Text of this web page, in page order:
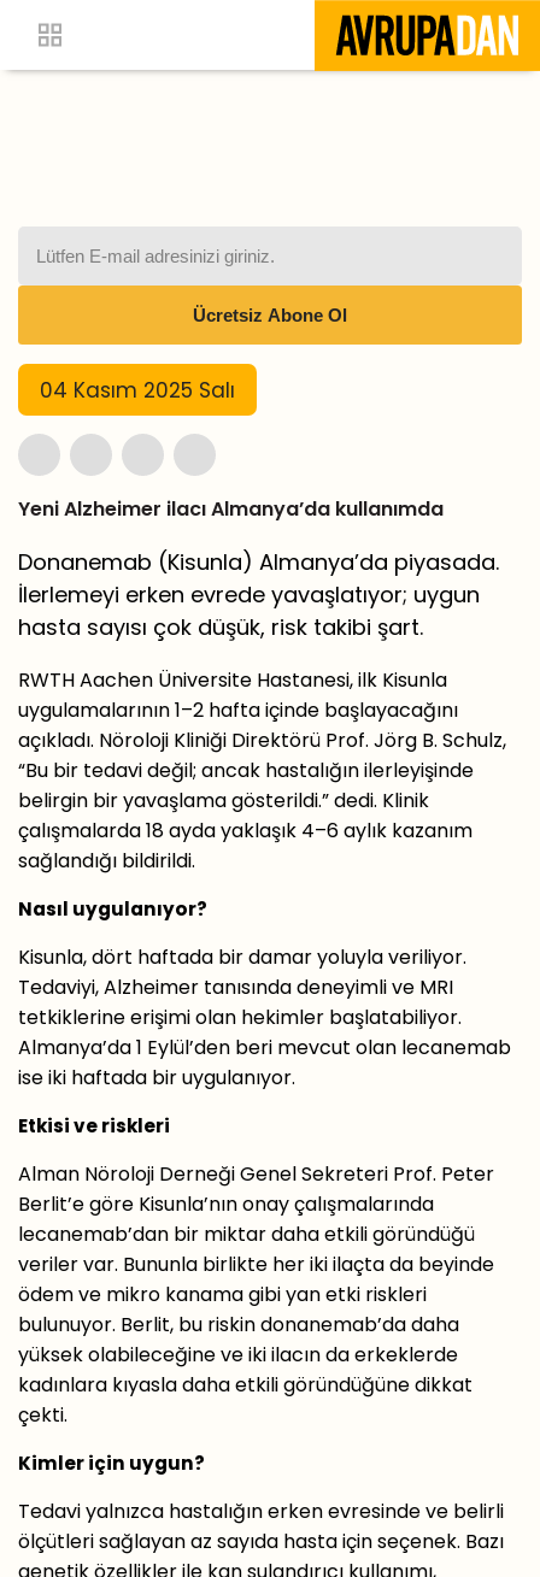
04 Kasım 2025 Salı
Yeni Alzheimer ilacı Almanya’da kullanımda
Donanemab (Kisunla) Almanya’da piyasada.
İlerlemeyi erken evrede yavaşlatıyor; uygun
hasta sayısı çok düşük, risk takibi şart.
RWTH Aachen Üniversite Hastanesi, ilk Kisunla
uygulamalarının 1–2 hafta içinde başlayacağını
açıkladı. Nöroloji Kliniği Direktörü Prof. Jörg B. Schulz,
“Bu bir tedavi değil; ancak hastalığın ilerleyişinde
belirgin bir yavaşlama gösterildi.” dedi. Klinik
çalışmalarda 18 ayda yaklaşık 4–6 aylık kazanım
sağlandığı bildirildi.
Nasıl uygulanıyor?
Kisunla, dört haftada bir damar yoluyla veriliyor.
Tedaviyi, Alzheimer tanısında deneyimli ve MRI
tetkiklerine erişimi olan hekimler başlatabiliyor.
Almanya’da 1 Eylül’den beri mevcut olan lecanemab
ise iki haftada bir uygulanıyor.
Etkisi ve riskleri
Alman Nöroloji Derneği Genel Sekreteri Prof. Peter
Berlit’e göre Kisunla’nın onay çalışmalarında
lecanemab’dan bir miktar daha etkili göründüğü
veriler var. Bununla birlikte her iki ilaçta da beyinde
ödem ve mikro kanama gibi yan etki riskleri
bulunuyor. Berlit, bu riskin donanemab’da daha
yüksek olabileceğine ve iki ilacın da erkeklerde
kadınlara kıyasla daha etkili göründüğüne dikkat
çekti.
Kimler için uygun?
Tedavi yalnızca hastalığın erken evresinde ve belirli
ölçütleri sağlayan az sayıda hasta için seçenek. Bazı